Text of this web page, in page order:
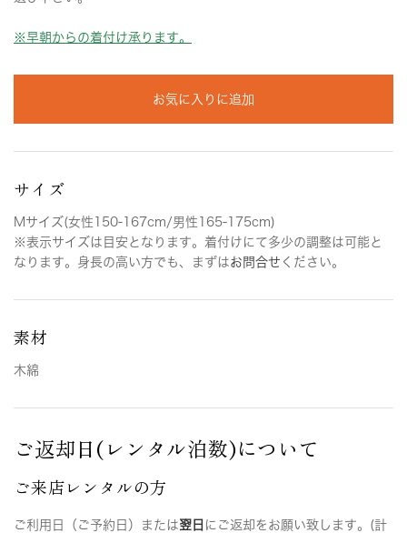
※早朝からの着付け承ります。
お気に入りに追加
サイズ
Mサイズ(女性150-167cm/男性165-175cm)
※表示サイズは目安となります。着付けにて多少の調整は可能と
なります。身長の高い方でも、まずはお問合せ ください。
素材
木綿
ご返却日(レンタル泊数)について
ご来店レンタルの方
ご利用日（ご予約日）または翌日 にご返却をお願い致します。(計